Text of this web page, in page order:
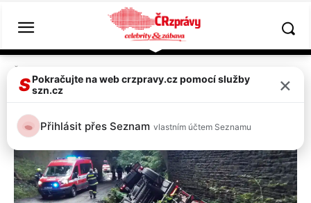
Štítky
Tag:kamion
SPokračujte na web crzpravy.cz pomocí služby
szn.cz
×
Přihlásit přes Seznam vlastním účtem Seznamu